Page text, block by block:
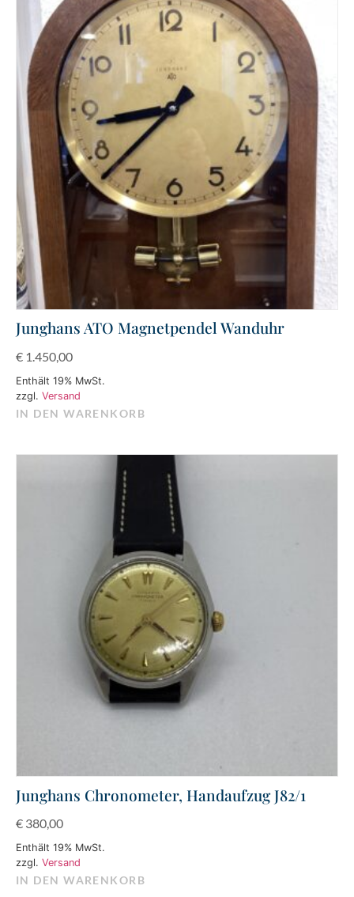
Junghans ATO Magnetpendel Wanduhr
€ 1.450,00
Enthält 19% MwSt.
zzgl. Versand
IN DEN WARENKORB
Junghans Chronometer, Handaufzug J82/1
€ 380,00
Enthält 19% MwSt.
zzgl. Versand
IN DEN WARENKORB